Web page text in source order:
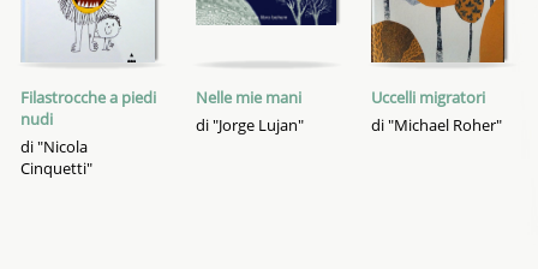
Filastrocche a piedi
nudi
di "Nicola
Cinquetti"
Nelle mie mani
di "Jorge Lujan"
Uccelli migratori
di "Michael Roher"